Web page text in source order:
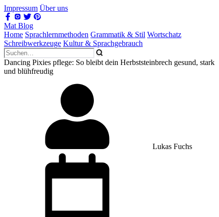
Impressum Über uns
Mat Blog
Home Sprachlernmethoden Grammatik & Stil Wortschatz
Schreibwerkzeuge Kultur & Sprachgebrauch
Dancing Pixies pflege: So bleibt dein Herbststeinbrech gesund, stark
und blühfreudig
Lukas Fuchs